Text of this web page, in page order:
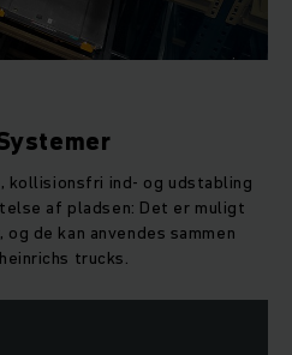
kollisionsfri ind- og udstabling
af pladsen: Det er muligt
de kan anvendes sammen
trucks.